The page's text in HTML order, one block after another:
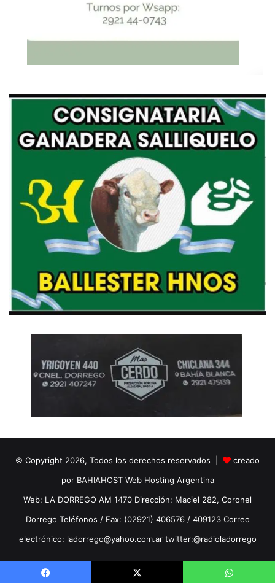
© Copyright 2026, Todos los derechos reservados |
creado
por BAHIAHOST Web Hosting Argentina
Web: LA DORREGO AM 1470 Dirección: Maciel 282, Coronel
Dorrego Teléfonos / Fax: (02921) 406576 / 409123 Correo
electrónico: ladorrego@yahoo.com.ar twitter:@radioladorrego